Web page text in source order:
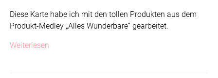
Diese Karte habe ich mit den tollen Produkten aus dem
Produkt-Medley „Alles Wunderbare“ gearbeitet.
Weiterlesen